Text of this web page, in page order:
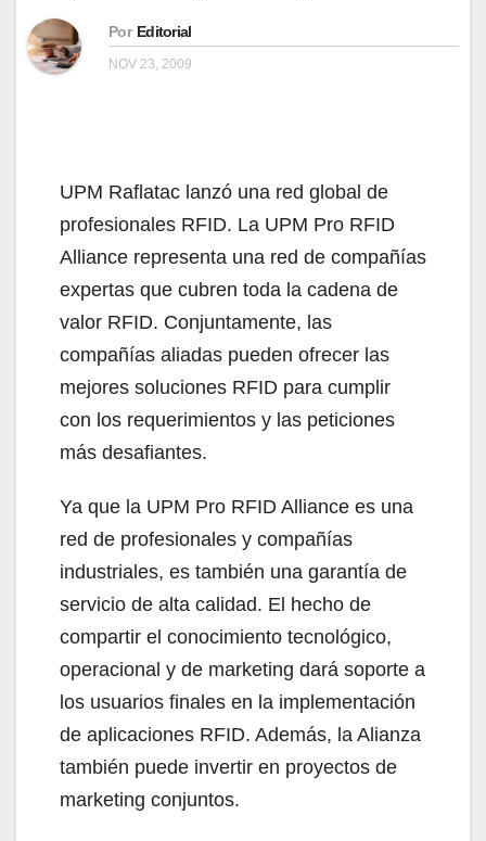
Por Editorial
NOV 23, 2009
UPM Raflatac lanzó una red global de
profesionales RFID. La UPM Pro RFID
Alliance representa una red de compañías
expertas que cubren toda la cadena de
valor RFID. Conjuntamente, las
compañías aliadas pueden ofrecer las
mejores soluciones RFID para cumplir
con los requerimientos y las peticiones
más desafiantes.
Ya que la UPM Pro RFID Alliance es una
red de profesionales y compañías
industriales, es también una garantía de
servicio de alta calidad. El hecho de
compartir el conocimiento tecnológico,
operacional y de marketing dará soporte a
los usuarios finales en la implementación
de aplicaciones RFID. Además, la Alianza
también puede invertir en proyectos de
marketing conjuntos.